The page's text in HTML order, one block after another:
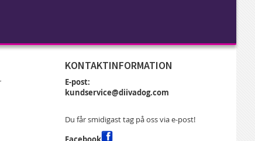
KONTAKTINFORMATION
E-post:
kundservice@diivadog.com
Du får smidigast tag på oss via e-post!